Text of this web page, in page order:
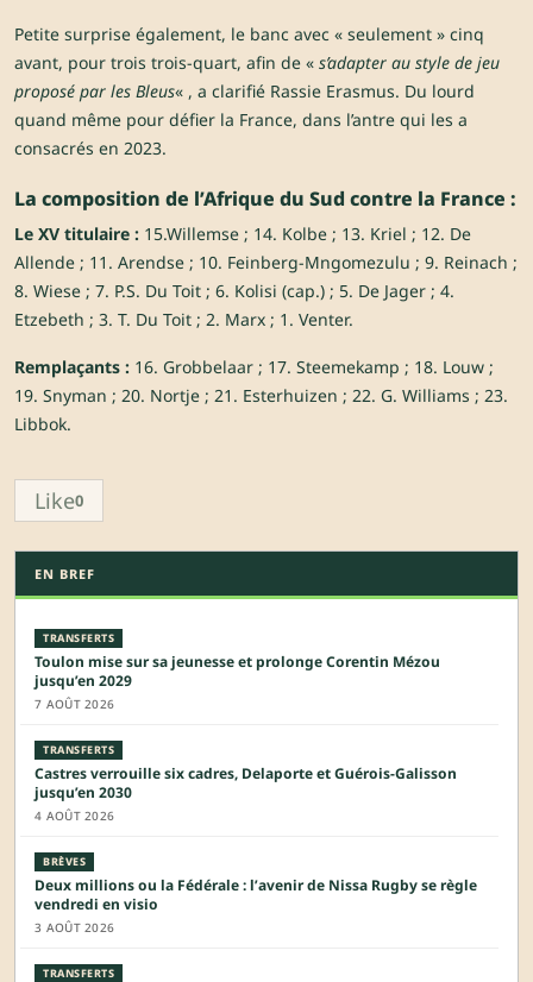
Petite surprise également, le banc avec « seulement » cinq
avant, pour trois trois-quart, afin de « s’adapter au style de jeu
proposé par les Bleus« , a clarifié Rassie Erasmus. Du lourd
quand même pour défier la France, dans l’antre qui les a
consacrés en 2023.
La composition de l’Afrique du Sud contre la France :
Le XV titulaire : 15.Willemse ; 14. Kolbe ; 13. Kriel ; 12. De
Allende ; 11. Arendse ; 10. Feinberg-Mngomezulu ; 9. Reinach ;
8. Wiese ; 7. P.S. Du Toit ; 6. Kolisi (cap.) ; 5. De Jager ; 4.
Etzebeth ; 3. T. Du Toit ; 2. Marx ; 1. Venter.
Remplaçants : 16. Grobbelaar ; 17. Steemekamp ; 18. Louw ;
19. Snyman ; 20. Nortje ; 21. Esterhuizen ; 22. G. Williams ; 23.
Libbok.
Like0
EN BREF
TRANSFERTS
Toulon mise sur sa jeunesse et prolonge Corentin Mézou
jusqu’en 2029
7 AOÛT 2026
TRANSFERTS
Castres verrouille six cadres, Delaporte et Guérois-Galisson
jusqu’en 2030
4 AOÛT 2026
BRÈVES
Deux millions ou la Fédérale : l’avenir de Nissa Rugby se règle
vendredi en visio
3 AOÛT 2026
TRANSFERTS